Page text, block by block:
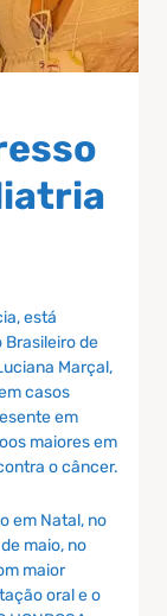
está
Brasileiro de
Marçal,
casos
em
maiores em
o câncer.
em Natal, no
maio, no
maior
oral e o